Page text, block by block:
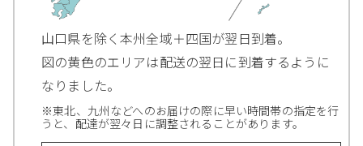
山口県を除く本州全域＋四国が翌日到着。
図の黄色のエリアは配送の翌日に到着するように
なりました。
※東北、九州などへのお届けの際に早い時間帯の指定を行
うと、配達が翌々日に調整されることがあります。